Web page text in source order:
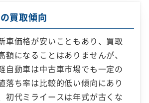
買取傾向
車価格が安いこともあり、買取
額になることはありませんが、
自動車は中古車市場でも一定の
落ち率は比較的低い傾向にあり
初代ミライースは年式が古くな